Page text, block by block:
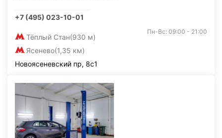
+7 (495) 023-10-01
Тёплый Стан(930 м)
Ясенево(1,35 км)
Пн-Вс: 09:00 - 21:00
Новоясеневский пр, 8с1